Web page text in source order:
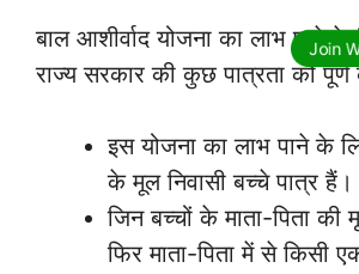
बाल आशीर्वाद योजना का लाभ पाने
राज्य सरकार की कुछ पात्रता को पूर्ण
इस योजना का लाभ पाने के
के मूल निवासी बच्चे पात्र हैं।
जिन बच्चों के माता-पिता की
फिर माता-पिता में से किसी